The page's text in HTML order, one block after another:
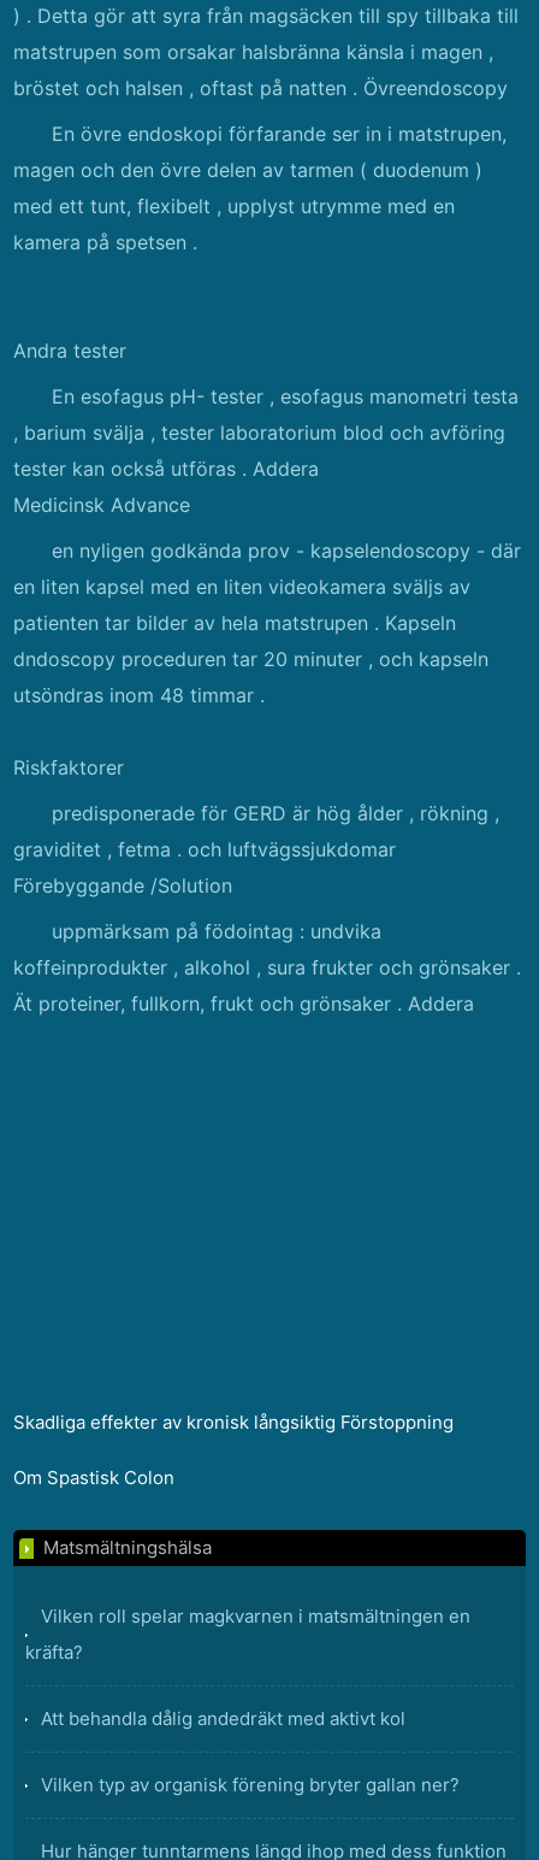
) . Detta gör att syra från magsäcken till spy tillbaka till
matstrupen som orsakar halsbränna känsla i magen ,
bröstet och halsen , oftast på natten . Övreendoscopy
En övre endoskopi förfarande ser in i matstrupen,
magen och den övre delen av tarmen ( duodenum )
med ett tunt, flexibelt , upplyst utrymme med en
kamera på spetsen .
Andra tester
En esofagus pH- tester , esofagus manometri testa
, barium svälja , tester laboratorium blod och avföring
tester kan också utföras . Addera
Medicinsk Advance
en nyligen godkända prov - kapselendoscopy - där
en liten kapsel med en liten videokamera sväljs av
patienten tar bilder av hela matstrupen . Kapseln
dndoscopy proceduren tar 20 minuter , och kapseln
utsöndras inom 48 timmar .
Riskfaktorer
predisponerade för GERD är hög ålder , rökning ,
graviditet , fetma . och luftvägssjukdomar
Förebyggande /Solution
uppmärksam på födointag : undvika
koffeinprodukter , alkohol , sura frukter och grönsaker .
Ät proteiner, fullkorn, frukt och grönsaker . Addera
Skadliga effekter av kronisk långsiktig Förstoppning
Om Spastisk Colon
Matsmältningshälsa
Vilken roll spelar magkvarnen i matsmältningen en
kräfta?
Att behandla dålig andedräkt med aktivt kol
Vilken typ av organisk förening bryter gallan ner?
Hur hänger tunntarmens längd ihop med dess funktion